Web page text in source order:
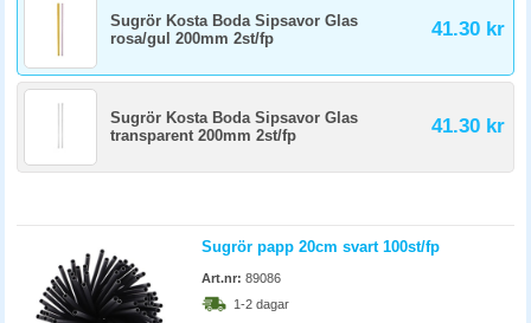
Sugrör Kosta Boda Sipsavor Glas
rosa/gul 200mm 2st/fp
41.30 kr
Sugrör Kosta Boda Sipsavor Glas
transparent 200mm 2st/fp
41.30 kr
Sugrör papp 20cm svart 100st/fp
Art.nr: 89086
1-2 dagar